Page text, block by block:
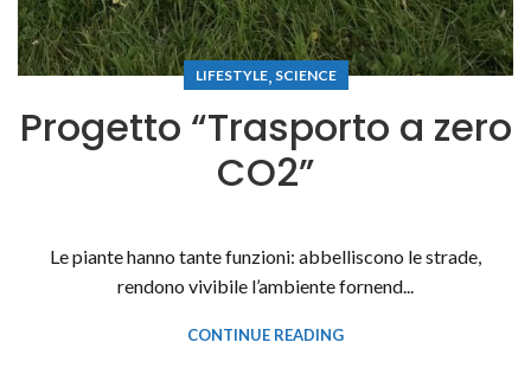
LIFESTYLE, SCIENCE
P r o g e t t o “ T r a s p o r t o a ze r o
C O2 ”
Le piante hanno tante funzioni: abbelliscono le strade,
rendono vivibile l’ambiente fornend...
CONTINUE READING